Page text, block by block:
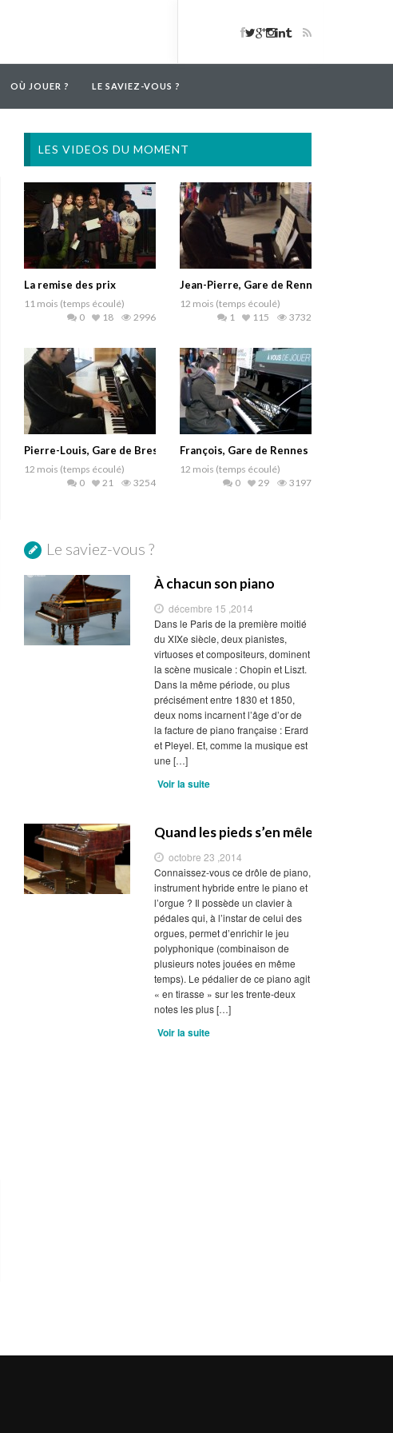
OÙ JOUER ? LE SAVIEZ-VOUS ?
LES VIDEOS DU MOMENT
La remise des prix
11 mois (temps écoulé)
2996
18
0
Jean-Pierre, Gare de Rennes
12 mois (temps écoulé)
3732
115
1
Pierre-Louis, Gare de Brest
12 mois (temps écoulé)
3254
21
0
François, Gare de Rennes
12 mois (temps écoulé)
3197
29
0
Le saviez-vous ?
À chacun son piano
décembre 15 ,2014
Dans le Paris de la première moitié
du XIXe siècle, deux pianistes,
virtuoses et compositeurs, dominent
la scène musicale : Chopin et Liszt.
Dans la même période, ou plus
précisément entre 1830 et 1850,
deux noms incarnent l’âge d’or de
la facture de piano française : Erard
et Pleyel. Et, comme la musique est
une […]
Voir la suite
Quand les pieds s’en mêlent
octobre 23 ,2014
Connaissez-vous ce drôle de piano,
instrument hybride entre le piano et
l’orgue ? Il possède un clavier à
pédales qui, à l’instar de celui des
orgues, permet d’enrichir le jeu
polyphonique (combinaison de
plusieurs notes jouées en même
temps). Le pédalier de ce piano agit
« en tirasse » sur les trente-deux
notes les plus […]
Voir la suite